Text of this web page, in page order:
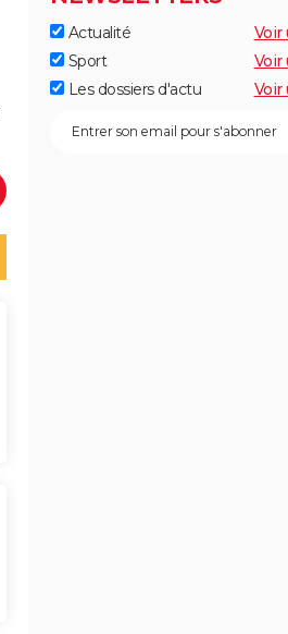
Actualité
Voir
Sport
Voir
Les dossiers d'actu
Voir